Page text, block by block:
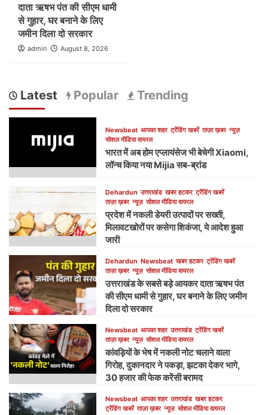
दाता ऋषभ पंत की सीएम धामी
से गुहार, घर बनाने के लिए
जमीन दिला दो सरकार
admin August 8, 2026
Latest Popular Trending
Newsbeat आपका शहर ट्रेंडिंग खबरें ताज़ा ख़बर न्यूज़
सोशल मीडिया वायरल
भारत में अब होम एप्लायंसेज भी बेचेगी Xiaomi,
लॉन्च किया नया Mijia सब-ब्रांड
Dehardun उत्तराखंड खबर हटकर ट्रेंडिंग खबरें
ताज़ा ख़बर न्यूज़ सोशल मीडिया वायरल
प्रदेश में नकली डेयरी उत्पादों पर सख्ती,
मिलावटखोरों पर कसेगा शिकंजा, ये आदेश हुआ
जारी
Dehardun Newsbeat खबर हटकर ट्रेंडिंग खबरें
ताज़ा ख़बर न्यूज़ सोशल मीडिया वायरल
उत्तराखंड के सबसे बड़े आयकर दाता ऋषभ पंत
की सीएम धामी से गुहार, घर बनाने के लिए जमीन
दिला दो सरकार
Newsbeat आपका शहर उत्तराखंड ट्रेंडिंग खबरें
ताज़ा ख़बर न्यूज़ सोशल मीडिया वायरल
कांवड़ियों के भेष में नकली नोट चलाने वाला
गिरोह, दुकानदार ने पकड़ा, झटका देकर भागे,
30 हजार की फेक करेंसी बरामद
Newsbeat आपका शहर उत्तराखंड खबर हटकर
ट्रेंडिंग खबरें ताज़ा ख़बर न्यूज़ सोशल मीडिया वायरल